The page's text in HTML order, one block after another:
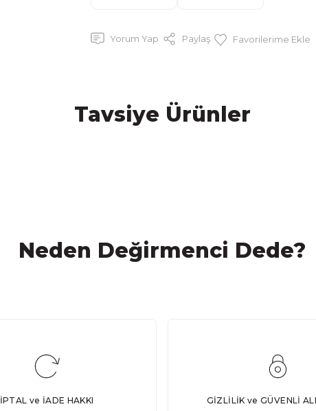
Yorum Yap Paylaş
Tavsiye Ürünler
Neden Değirmenci Dede?
İPTAL ve İADE HAKKI GİZLİLİK ve GÜVENLİ